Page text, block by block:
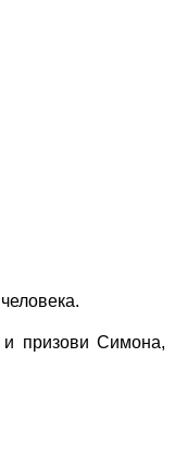
человека.
призови Симона,